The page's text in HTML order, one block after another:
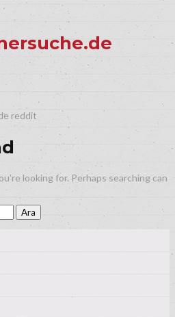
reddit
looking for. Perhaps searching can